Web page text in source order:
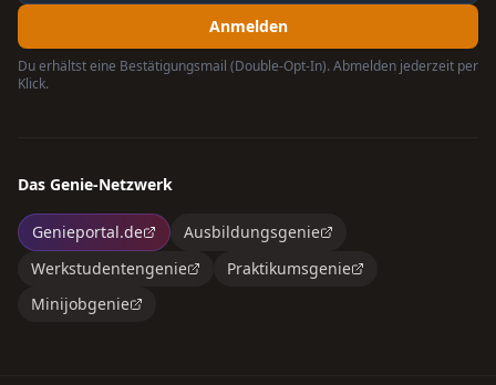
Anmelden
Du erhältst eine Bestätigungsmail (Double-Opt-In). Abmelden jederzeit per
Klick.
Das Genie-Netzwerk
Genieportal.de
Ausbildungsgenie
Werkstudentengenie
Praktikumsgenie
Minijobgenie